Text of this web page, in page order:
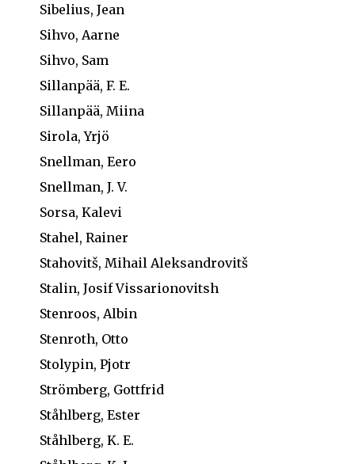
Sibelius, Jean
Sihvo, Aarne
Sihvo, Sam
Sillanpää, F. E.
Sillanpää, Miina
Sirola, Yrjö
Snellman, Eero
Snellman, J. V.
Sorsa, Kalevi
Stahel, Rainer
Stahovitš, Mihail Aleksandrovitš
Stalin, Josif Vissarionovitsh
Stenroos, Albin
Stenroth, Otto
Stolypin, Pjotr
Strömberg, Gottfrid
Ståhlberg, Ester
Ståhlberg, K. E.